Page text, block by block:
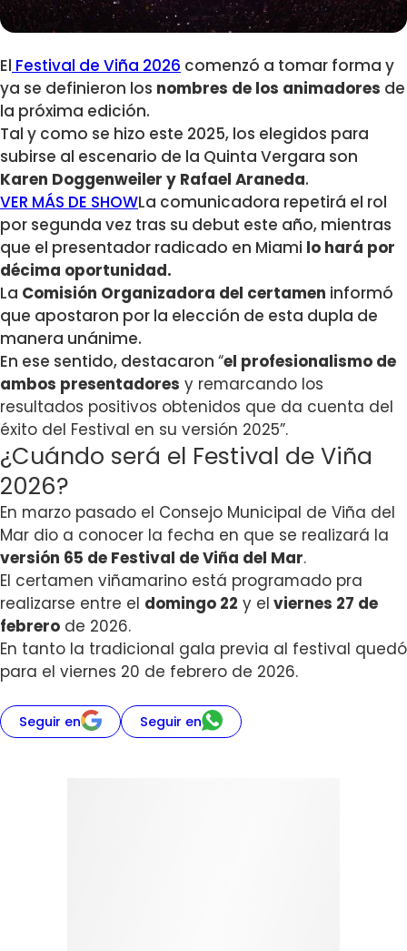
El Festival de Viña 2026 comenzó a tomar forma y
ya se definieron los nombres de los animadores de
la próxima edición.
Tal y como se hizo este 2025, los elegidos para
subirse al escenario de la Quinta Vergara son
Karen Doggenweiler y Rafael Araneda.
VER MÁS DE SHOWLa comunicadora repetirá el rol
por segunda vez tras su debut este año, mientras
que el presentador radicado en Miami lo hará por
décima oportunidad.
La Comisión Organizadora del certamen informó
que apostaron por la elección de esta dupla de
manera unánime.
En ese sentido, destacaron “el profesionalismo de
ambos presentadores y remarcando los
resultados positivos obtenidos que da cuenta del
éxito del Festival en su versión 2025”.
¿Cuándo será el Festival de Viña
2026?
En marzo pasado el Consejo Municipal de Viña del
Mar dio a conocer la fecha en que se realizará la
versión 65 de Festival de Viña del Mar.
El certamen viñamarino está programado pra
realizarse entre el domingo 22 y el viernes 27 de
febrero de 2026.
En tanto la tradicional gala previa al festival quedó
para el viernes 20 de febrero de 2026.
Seguir en Seguir en